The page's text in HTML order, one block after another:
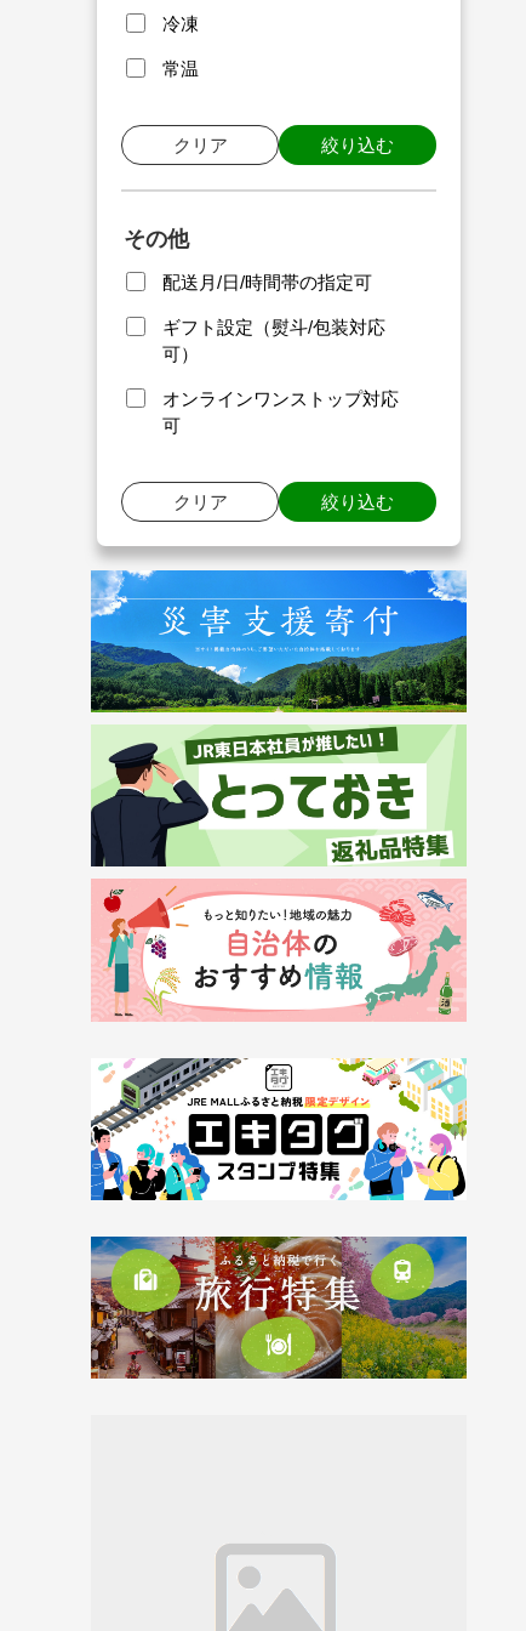
冷凍
常温
クリア 絞り込む
その他
配送月/日/時間帯の指定可
ギフト設定（熨斗/包装対応
可）
オンラインワンストップ対応
可
クリア 絞り込む